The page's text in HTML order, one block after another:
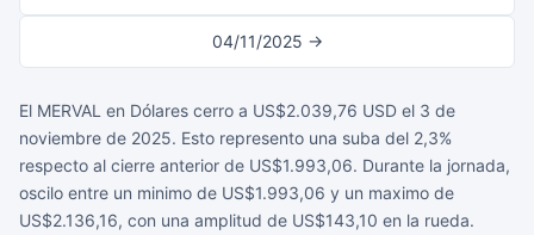
04/11/2025 →
El MERVAL en Dólares cerro a US$2.039,76 USD el 3 de
noviembre de 2025. Esto represento una suba del 2,3%
respecto al cierre anterior de US$1.993,06. Durante la jornada,
oscilo entre un minimo de US$1.993,06 y un maximo de
US$2.136,16, con una amplitud de US$143,10 en la rueda.